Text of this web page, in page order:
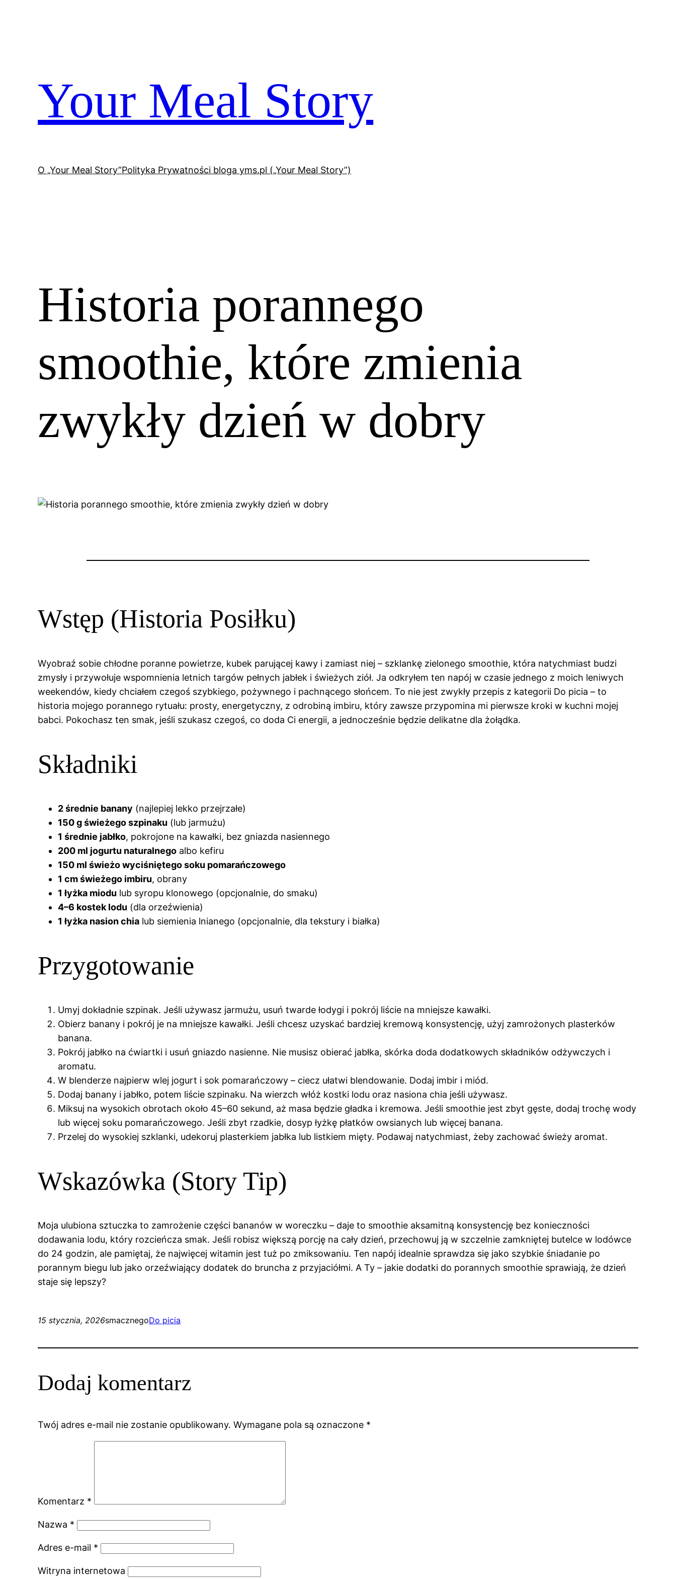
Your Meal Story
O „Your Meal Story”Polityka Prywatności bloga yms.pl („Your Meal Story”)
Historia porannego
smoothie, które zmienia
zwykły dzień w dobry
Wstęp (Historia Posiłku)
Wyobraź sobie chłodne poranne powietrze, kubek parującej kawy i zamiast niej – szklankę zielonego smoothie, która natychmiast budzi
zmysły i przywołuje wspomnienia letnich targów pełnych jabłek i świeżych ziół. Ja odkryłem ten napój w czasie jednego z moich leniwych
weekendów, kiedy chciałem czegoś szybkiego, pożywnego i pachnącego słońcem. To nie jest zwykły przepis z kategorii Do picia – to
historia mojego porannego rytuału: prosty, energetyczny, z odrobiną imbiru, który zawsze przypomina mi pierwsze kroki w kuchni mojej
babci. Pokochasz ten smak, jeśli szukasz czegoś, co doda Ci energii, a jednocześnie będzie delikatne dla żołądka.
Składniki
2 średnie banany (najlepiej lekko przejrzałe)
150 g świeżego szpinaku (lub jarmużu)
1 średnie jabłko, pokrojone na kawałki, bez gniazda nasiennego
200 ml jogurtu naturalnego albo kefiru
150 ml świeżo wyciśniętego soku pomarańczowego
1 cm świeżego imbiru, obrany
1 łyżka miodu lub syropu klonowego (opcjonalnie, do smaku)
4–6 kostek lodu (dla orzeźwienia)
1 łyżka nasion chia lub siemienia lnianego (opcjonalnie, dla tekstury i białka)
Przygotowanie
Umyj dokładnie szpinak. Jeśli używasz jarmużu, usuń twarde łodygi i pokrój liście na mniejsze kawałki.
Obierz banany i pokrój je na mniejsze kawałki. Jeśli chcesz uzyskać bardziej kremową konsystencję, użyj zamrożonych plasterków
banana.
Pokrój jabłko na ćwiartki i usuń gniazdo nasienne. Nie musisz obierać jabłka, skórka doda dodatkowych składników odżywczych i
aromatu.
W blenderze najpierw wlej jogurt i sok pomarańczowy – ciecz ułatwi blendowanie. Dodaj imbir i miód.
Dodaj banany i jabłko, potem liście szpinaku. Na wierzch włóż kostki lodu oraz nasiona chia jeśli używasz.
Miksuj na wysokich obrotach około 45–60 sekund, aż masa będzie gładka i kremowa. Jeśli smoothie jest zbyt gęste, dodaj trochę wody
lub więcej soku pomarańczowego. Jeśli zbyt rzadkie, dosyp łyżkę płatków owsianych lub więcej banana.
Przelej do wysokiej szklanki, udekoruj plasterkiem jabłka lub listkiem mięty. Podawaj natychmiast, żeby zachować świeży aromat.
Wskazówka (Story Tip)
Moja ulubiona sztuczka to zamrożenie części bananów w woreczku – daje to smoothie aksamitną konsystencję bez konieczności
dodawania lodu, który rozcieńcza smak. Jeśli robisz większą porcję na cały dzień, przechowuj ją w szczelnie zamkniętej butelce w lodówce
do 24 godzin, ale pamiętaj, że najwięcej witamin jest tuż po zmiksowaniu. Ten napój idealnie sprawdza się jako szybkie śniadanie po
porannym biegu lub jako orzeźwiający dodatek do bruncha z przyjaciółmi. A Ty – jakie dodatki do porannych smoothie sprawiają, że dzień
staje się lepszy?
15 stycznia, 2026smacznegoDo picia
Dodaj komentarz
Twój adres e-mail nie zostanie opublikowany. Wymagane pola są oznaczone *
Komentarz *
Nazwa *
Adres e-mail *
Witryna internetowa